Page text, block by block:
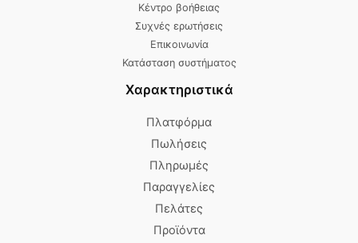
Κέντρο βοήθειας
Συχνές ερωτήσεις
Επικοινωνία
Κατάσταση συστήματος
Χαρακτηριστικά
Πλατφόρμα
Πωλήσεις
Πληρωμές
Παραγγελίες
Πελάτες
Προϊόντα